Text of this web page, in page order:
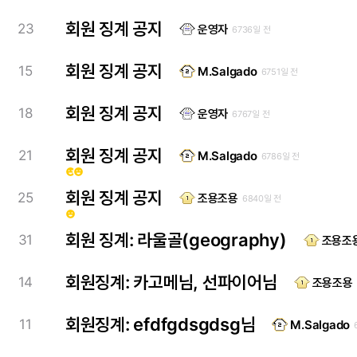
23 회원 징계 공지 운영자 6736일 전
15 회원 징계 공지 M.Salgado 6751일 전
18 회원 징계 공지 운영자 6767일 전
21
emoji_emotionsemoji_emotions
회원 징계 공지 M.Salgado 6786일 전
25
emoji_emotions
회원 징계 공지 조용조용 6840일 전
31 회원 징계: 라울골(geography) 조용조
14 회원징계: 카고메님, 선파이어님 조용조용
11 회원징계: efdfgdsgdsg님 M.Salgado